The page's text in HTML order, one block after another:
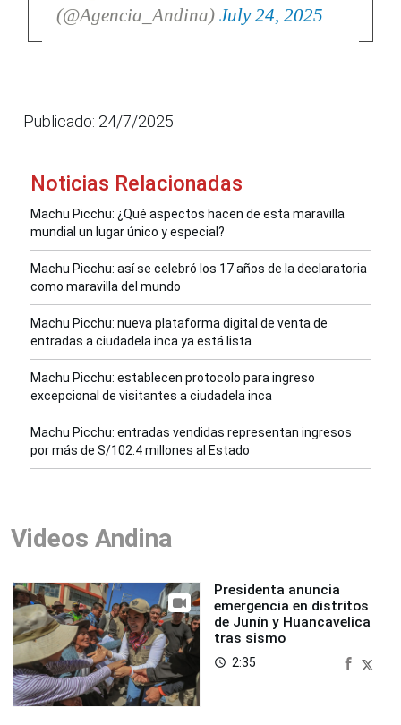
(@Agencia_Andina) July 24, 2025
Publicado: 24/7/2025
Noticias Relacionadas
Machu Picchu: ¿Qué aspectos hacen de esta maravilla
mundial un lugar único y especial?
Machu Picchu: así se celebró los 17 años de la declaratoria
como maravilla del mundo
Machu Picchu: nueva plataforma digital de venta de
entradas a ciudadela inca ya está lista
Machu Picchu: establecen protocolo para ingreso
excepcional de visitantes a ciudadela inca
Machu Picchu: entradas vendidas representan ingresos
por más de S/102.4 millones al Estado
Videos Andina
Presidenta anuncia
emergencia en distritos
de Junín y Huancavelica
tras sismo
access_time 2:35